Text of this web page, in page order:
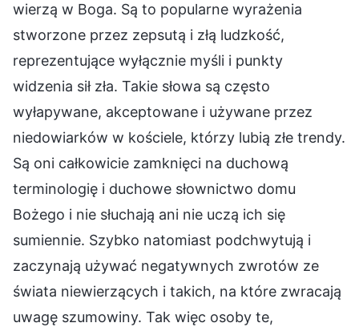
wierzą w Boga. Są to popularne wyrażenia
stworzone przez zepsutą i złą ludzkość,
reprezentujące wyłącznie myśli i punkty
widzenia sił zła. Takie słowa są często
wyłapywane, akceptowane i używane przez
niedowiarków w kościele, którzy lubią złe trendy.
Są oni całkowicie zamknięci na duchową
terminologię i duchowe słownictwo domu
Bożego i nie słuchają ani nie uczą ich się
sumiennie. Szybko natomiast podchwytują i
zaczynają używać negatywnych zwrotów ze
świata niewierzących i takich, na które zwracają
uwagę szumowiny. Tak więc osoby te,